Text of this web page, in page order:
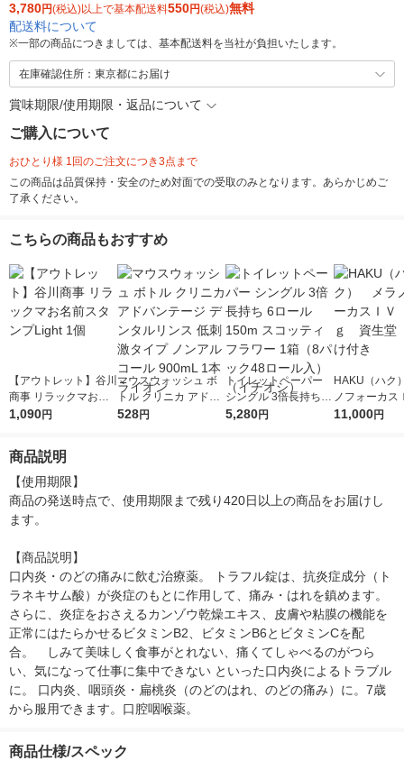
3,780円(税込)以上で基本配送料550円(税込)無料
配送料について
※一部の商品につきましては、基本配送料を当社が負担いたします。
在庫確認住所：東京都にお届け
賞味期限/使用期限・返品について
ご購入について
おひとり様 1回のご注文につき3点まで
この商品は品質保持・安全のため対面での受取のみとなります。あらかじめご
了承ください。
こちらの商品もおすすめ
【アウトレット】谷川
商事 リラックマお名
前スタンプLight 1個
1,090円
マウスウォッシュ ボ
トル クリニカ アドバ
ンテージ デンタルリ
528円
トイレットペーパー
シングル 3倍長持ち 6
ロール 150m スコッ
5,280円
HAKU（ハ
ノフォーカ
5ｇ 資生堂
11,000円
商品説明
【使用期限】
商品の発送時点で、使用期限まで残り420日以上の商品をお届けし
ます。
【商品説明】
口内炎・のどの痛みに飲む治療薬。 トラフル錠は、抗炎症成分（ト
ラネキサム酸）が炎症のもとに作用して、痛み・はれを鎮めます。
さらに、炎症をおさえるカンゾウ乾燥エキス、皮膚や粘膜の機能を
正常にはたらかせるビタミンB2、ビタミンB6とビタミンCを配
合。　しみて美味しく食事がとれない、痛くてしゃべるのがつら
い、気になって仕事に集中できない といった口内炎によるトラブル
に。 口内炎、咽頭炎・扁桃炎（のどのはれ、のどの痛み）に。7歳
から服用できます。口腔咽喉薬。
商品仕様/スペック